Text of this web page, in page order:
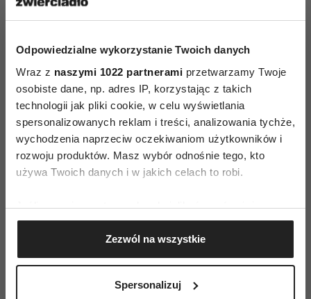
Odpowiedzialne wykorzystanie Twoich danych
Wraz z naszymi 1022 partnerami przetwarzamy Twoje
osobiste dane, np. adres IP, korzystając z takich
technologii jak pliki cookie, w celu wyświetlania
spersonalizowanych reklam i treści, analizowania tychże,
wychodzenia naprzeciw oczekiwaniom użytkowników i
rozwoju produktów. Masz wybór odnośnie tego, kto
używa Twoich danych i w jakich celach to robi.
Jeśli wyrazisz na to zgodę, chcielibyśmy również:
Gromadzić dane dotyczące Twojej lokalizacji
geograficznej z dokładnością nawet do kilku metrów
Identyfikować Twoje urządzenie, aktywnie
(fingerprinting, czyli wirtualny odcisk palca)
Zezwól na wszystkie
Spersonalizuj
E-WYDANIE